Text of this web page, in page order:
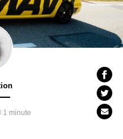
1 minute